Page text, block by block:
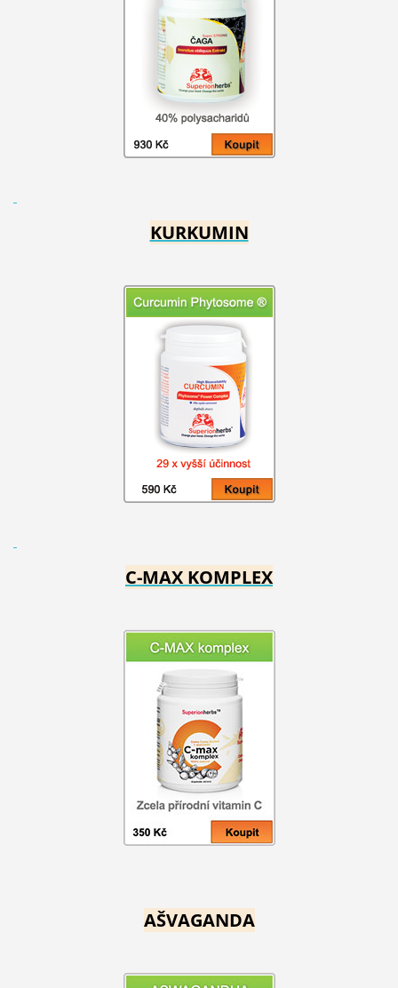
KURKUMIN
C-MAX KOMPLEX
AŠVAGANDA